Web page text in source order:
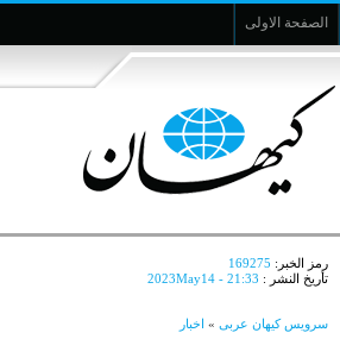
الصفحة الاولى
رمز الخبر: 169275
تأريخ النشر : 2023May14 - 21:33
سرویس کیهان عربی » اخبار